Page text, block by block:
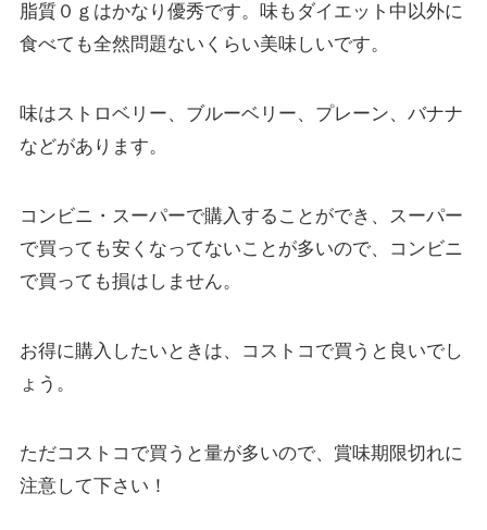
脂質０ｇはかなり優秀です。味もダイエット中以外に
食べても全然問題ないくらい美味しいです。
味はストロベリー、ブルーベリー、プレーン、バナナ
などがあります。
コンビニ・スーパーで購入することができ、スーパー
で買っても安くなってないことが多いので、コンビニ
で買っても損はしません。
お得に購入したいときは、コストコで買うと良いでし
ょう。
ただコストコで買うと量が多いので、賞味期限切れに
注意して下さい！